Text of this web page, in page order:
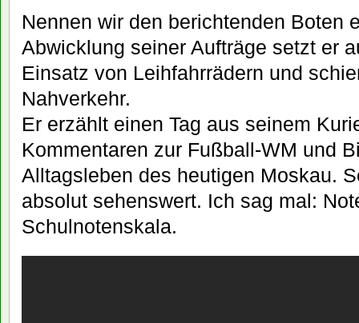
Nennen wir den berichtenden Boten
Abwicklung seiner Aufträge setzt er
Einsatz von Leihfahrrädern und
Nahverkehr.
Er erzählt einen Tag aus seinem
Kommentaren zur Fußball-WM und
Alltagsleben des heutigen Moskau.
absolut sehenswert. Ich sag mal:
Schulnotenskala.